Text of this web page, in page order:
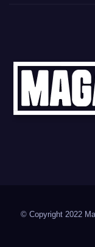
Ειδήσεις και νέα
© Copyright 2022